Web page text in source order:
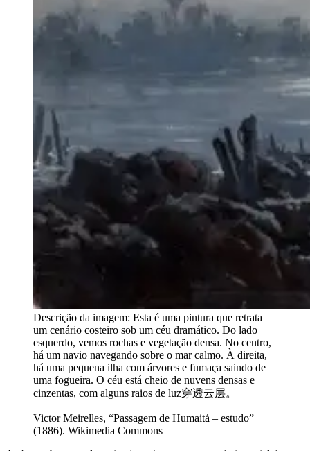
Descrição da imagem: Esta é uma pintura que retrata
um cenário costeiro sob um céu dramático. Do lado
esquerdo, vemos rochas e vegetação densa. No centro,
há um navio navegando sobre o mar calmo. À direita,
há uma pequena ilha com árvores e fumaça saindo de
uma fogueira. O céu está cheio de nuvens densas e
cinzentas, com alguns raios de luz穿透云层。
Victor Meirelles, “Passagem de Humaitá – estudo”
(1886). Wikimedia Commons